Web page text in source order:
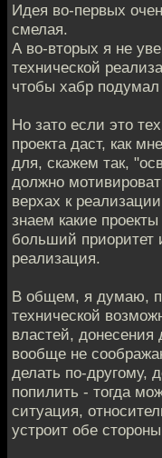
Идея во-первых
смелая.
А во-вторых я не
технической
чтобы хабр
Но зато если это
проекта даст, как
для, скажем так,
должно
верхах к
знаем какие
больший приоритет
реализация.
В общем, я думаю,
технической
властей,
вообще не
делать по-другому,
попилить - тогда
ситуация,
устроит обе